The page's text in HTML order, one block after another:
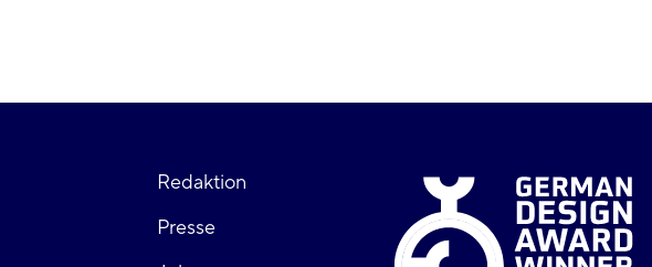
Fußzeile
rechts
Redaktion
Presse